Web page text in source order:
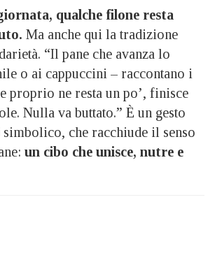
qualche filone resta
Ma anche qui la tradizione
“Il pane che avanza lo
o ai cappuccini – raccontano i
proprio ne resta un po’, finisce
Nulla va buttato.” È un gesto
simbolico, che racchiude il senso
un cibo che unisce, nutre e